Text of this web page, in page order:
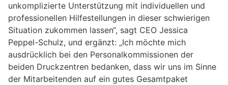
unkomplizierte Unterstützung mit individuellen und
professionellen Hilfestellungen in dieser schwierigen
Situation zukommen lassen“, sagt CEO Jessica
Peppel-Schulz, und ergänzt: „Ich möchte mich
ausdrücklich bei den Personalkommissionen der
beiden Druckzentren bedanken, dass wir uns im Sinne
der Mitarbeitenden auf ein gutes Gesamtpaket